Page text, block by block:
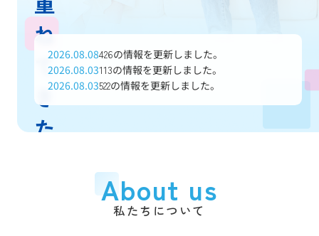
ね
て
き
た
2026.08.08426の情報を更新しました。
2026.08.03113の情報を更新しました。
2026.08.03522の情報を更新しました。
About us
私たちについて